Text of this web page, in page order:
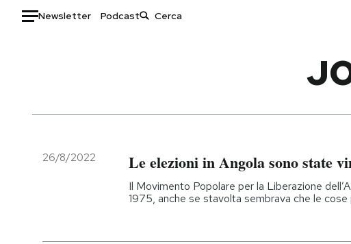
Newsletter Podcast
Italia
Politica
Moda
Ok Boomer!
26/8/2022 Le elezioni in Angola sono state
Il Movimento Popolare per la Liberazione
1975, anche se stavolta sembrava che le